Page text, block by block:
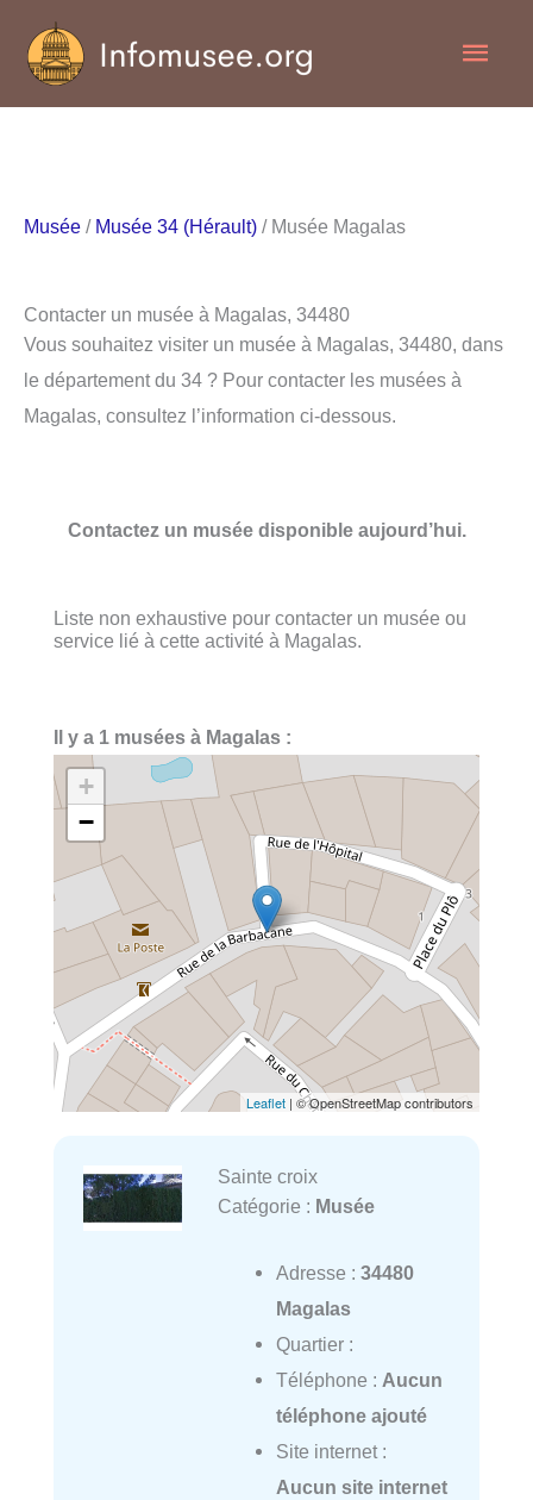
contenu
Musée / Musée 34 (Hérault) / Musée Magalas
Contacter un musée à Magalas, 34480
Vous souhaitez visiter un musée à Magalas, 34480, dans
le département du 34 ? Pour contacter les musées à
Magalas, consultez l’information ci-dessous.
Contactez un musée disponible aujourd’hui.
Liste non exhaustive pour contacter un musée ou
service lié à cette activité à Magalas.
Il y a 1 musées à Magalas :
+
−
Leaflet | © OpenStreetMap contributors
Sainte croix
Catégorie : Musée
Adresse : 34480
Magalas
Quartier :
Téléphone : Aucun
téléphone ajouté
Site internet :
Aucun site internet